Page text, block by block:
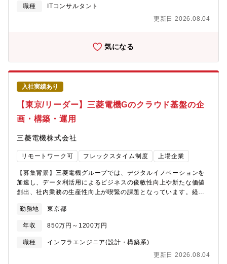
の管理全般を行う。（３）最新技術動向を見据えたネットワーク
インフラ全般の刷新検討・構想策定業務DXの推進、各種業務シス
策定、新技術の採用要否見極め、具体的な実装を意識した各ベン
件の担当、(2)1億を超える案件の担当、(3)3億を超える案件の担
ー、(5)管理職、とステップアップしていただきます。ネットワー
クインフラ関連の知識と経験を生かしながら、ネットワーク以外
の分野でご活躍いただく可能性もあります。【配属先/組織のミッ
ション】■IT基当社グループの業務DXと持続的な事業成長を支え
るITインフラの企画・構築・運用・保守?■ネットGグループネッ
トワークインフラの標準化を実現し、業務DXを下支えする安心・
安全なネットワークインフラを最小コストで実現する【働き方】■
残業時間：月平均20-30時間/繁忙期40時間■出張：少 (0~数回/
年)。■リモートワーク：有 (出社強制なし)■中途社員の割合：40%
【業務の魅力】三菱電機グループのネットワークインフラは国内
ットワークは従業員の業務に直結し、その維持・改善に携わるこ
らわれず、オープンな議論を重視し、変革すべき点は積極的に変
えていく姿勢です。他社での経験を最大限発揮し、ITインフラの
いたします。なお、本求人は三菱電機株式会社へ入社後、25年4月
出向することが前提となります。新会社の概要は以下のニュース
立について（2024年11月13日広報発表）＞
https://www.mitsubishielectric.co.jp/news/2024/1113.html?
cid=rss【業務内容】・三菱電機及びグループ会社の販売・購買・
生産・計画業務プロセスの標準化(業務分析、要件定義)・上記実現
の為のSAP S/4 HANA・SCPの開発・展開具体的に：MELGIT-
ERP(SAP S/4 HANA・SCP)適用に向けて以下のような業務をご
担当いただきます。(1)各ビジネスユニット(BU)の業務・システム
の現状調査と革新的な業務・システム像作成とその実現(2)業務改
革実現のためのFit To Stanndard(標準)分析及び社内業務ユーザの
MELGIT-ERP(SAP S/4 HANA・SCP)の開発と適用●使用言語、
環境、ツール、資格等SAP S/4 HANA・SCP関連技術【キャリア
パス】業務部門とのセッション（業務要件取り纏め）業務、
き、能力次第でグループリーダーや管理職へ昇進。【配属先/組織
のミッション】■標準アプリケーション第一部・同社グループにお
ける業務プロセスの標準化及び標準業務システムの企画、構築、
運用。・MELGIT-ERP導入プロジェクトの企画、推進。各課(計画
標準化グループ)・計画、販売、購買、生産領域における業務プロ
方】・在宅勤務可能。・出張あり(担当プロジェクトによる。出張
なし～1回/週)。【業務の魅力】■大規模な業務アプリケーション
職種
ITコンサルタント
更新日 2026.08.04
気になる
入社実績あり
【東京/リーダー】三菱電機Gのクラウド基盤の企
画・構築・運用
三菱電機株式会社
リモートワーク可 フレックスタイム制度 上場企業
【募集背景】三菱電機グループでは、デジタルイノベーションを
加速し、データ利活用によるビジネスの俊敏性向上や新たな価値
創出、社内業務の生産性向上が喫緊の課題となっています。経験
みにとらわれない視点で三菱電機グループのDX推進を加速させる
役割を期待しています。三菱電機グループでは数千のシステムを
保有しており、その多くがオンプレミス環境で稼働しているため
クラウド化の推進が重要課題となっており、その一翼を担うクラ
社後、25年4月1日付設立の「三菱電機デジタルイノベーション株
勤務地 東京都
年収 850万円～1200万円
職種
インフラエンジニア(設計・構築系)
更新日 2026.08.04